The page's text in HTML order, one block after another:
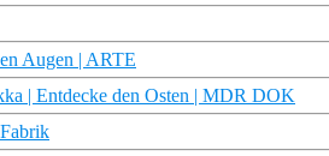
Augen | ARTE
| Entdecke den Osten | MDR DOK